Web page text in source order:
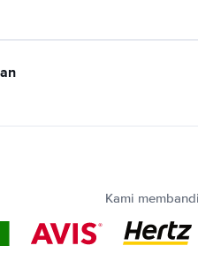
Kami